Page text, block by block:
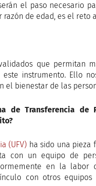
el paso necesario
razón de edad, es el
que permitan
instrumento. Ello
el bienestar de las
de Transferencia de
(UFV) ha sido una
con un equipo de
en la
con otros